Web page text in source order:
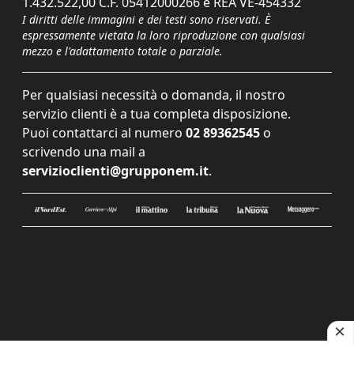
I diritti delle immagini e dei testi sono riservati. È
espressamente vietata la loro riproduzione con qualsiasi
mezzo e l'adattamento totale o parziale.
Per qualsiasi necessità o domanda, il nostro
servizio clienti è a tua completa disposizione.
Puoi contattarci al numero 02 89362545 o
scrivendo una mail a
servizioclienti@grupponem.it.